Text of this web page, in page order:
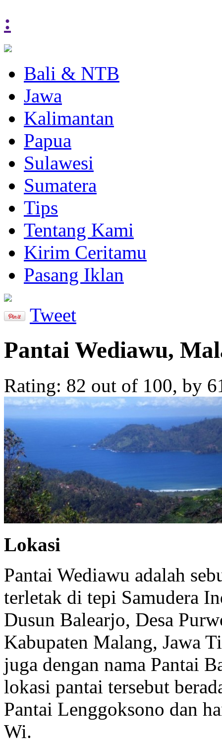
:
Bali & NTB
Jawa
Kalimantan
Papua
Sulawesi
Sumatera
Tips
Tentang Kami
Kirim Ceritamu
Pasang Iklan
Tweet
Pantai Wediawu,
Rating: 82 out of 100, by
Lokasi
Pantai Wediawu adalah
terletak di tepi Samudera
Dusun Balearjo, Desa
Kabupaten Malang, Jawa
juga dengan nama Pantai
lokasi pantai tersebut
Pantai Lenggoksono dan
Wi.